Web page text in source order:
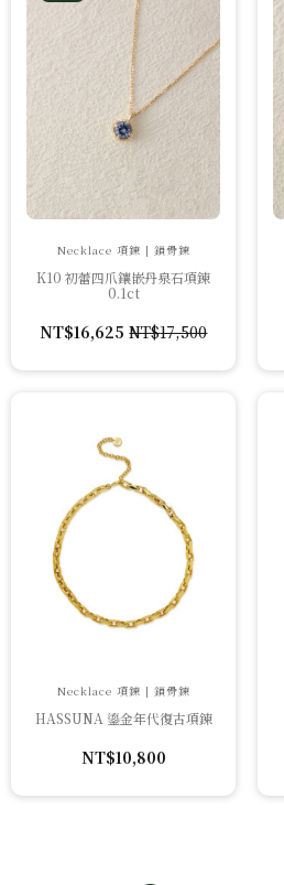
Necklace 項鍊 | 鎖骨鍊
K10 初蕾四爪鑲嵌丹泉石項鍊
0.1ct
NT$17,500
原
價
NT$16,625目
價
Necklace 項鍊 | 鎖骨鍊
HASSUNA 鎏金年代復古項鍊
NT$10,800